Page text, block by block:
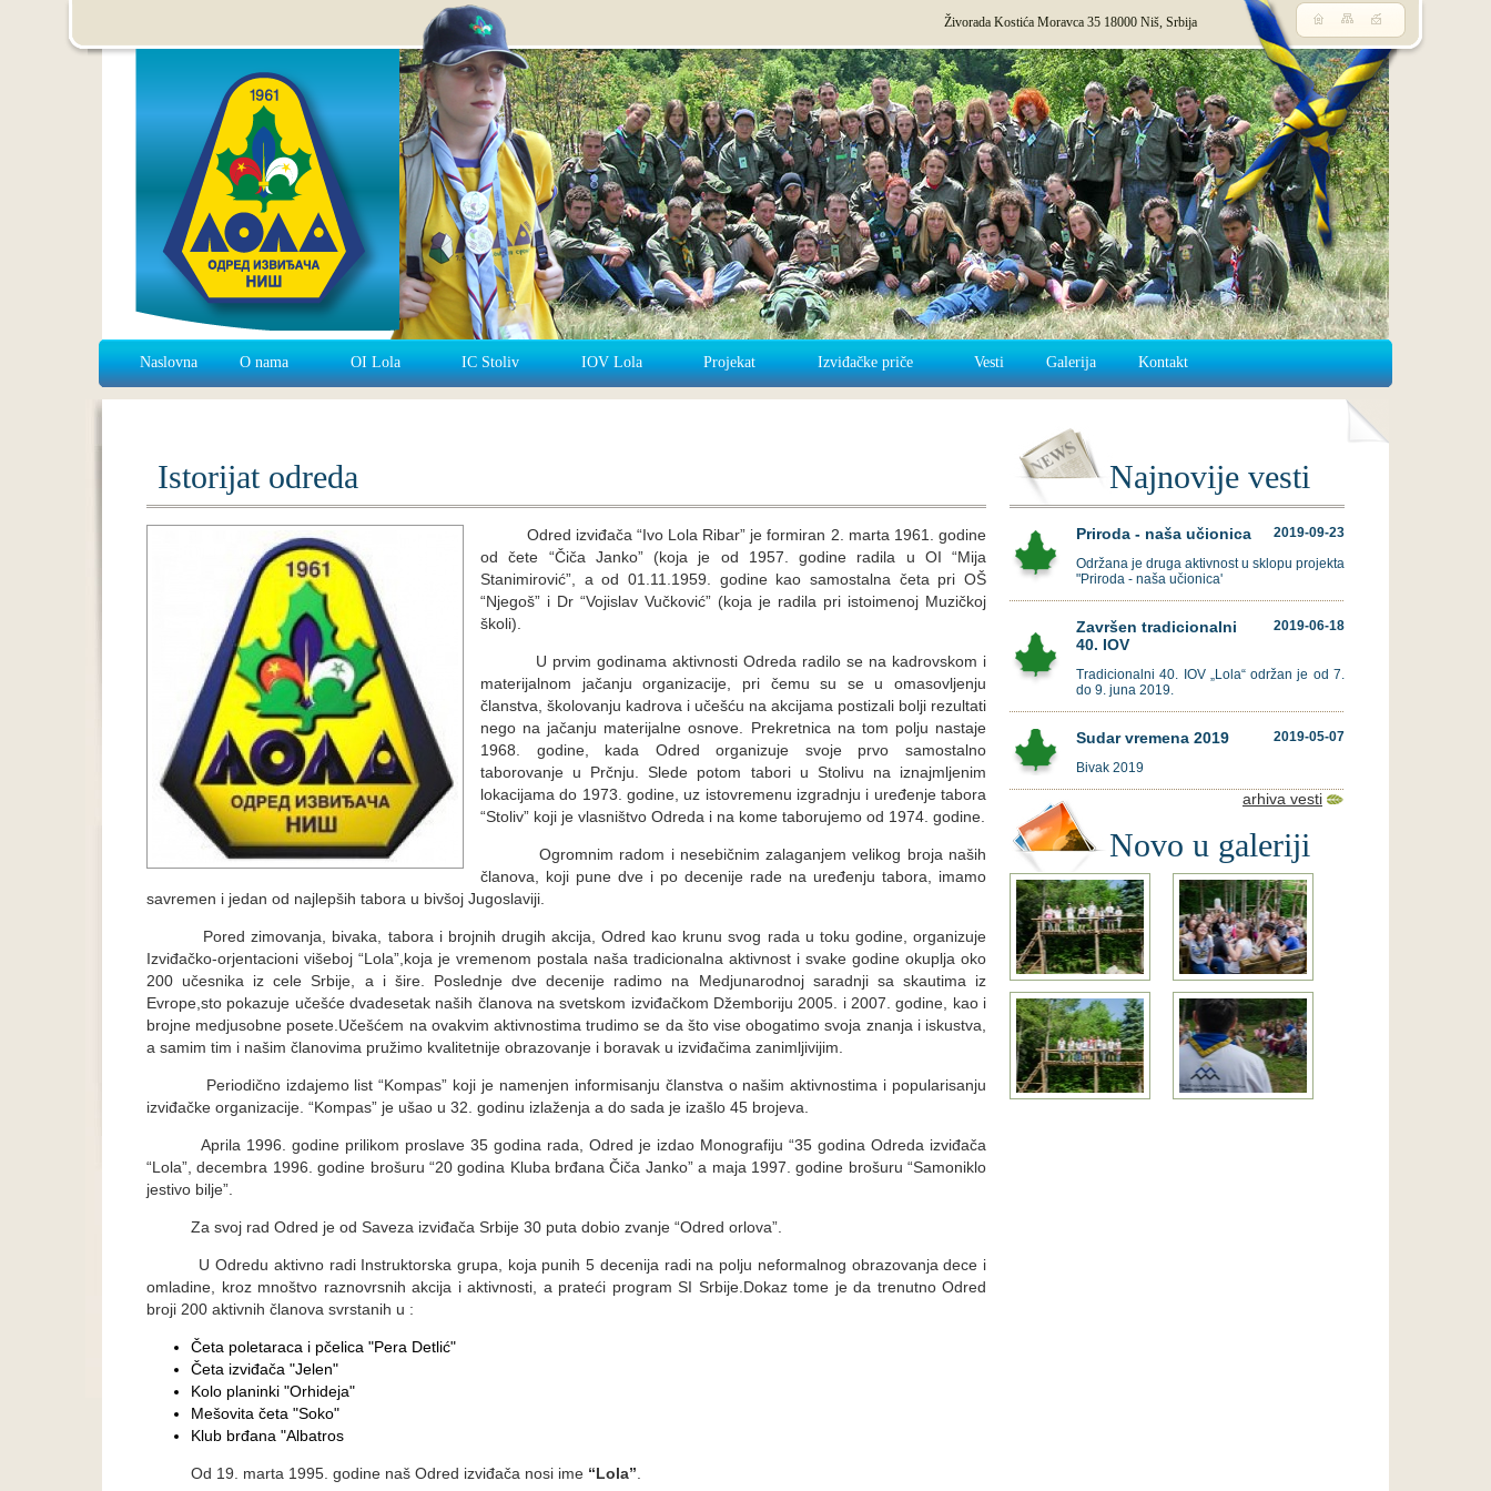
Živorada Kostića Moravca 35 18000 Niš, Srbija
Naslovna O nama OI Lola IC Stoliv IOV Lola Projekat Izviđačke priče Vesti Galerija Kontakt
Istorijat odreda
Odred izviđača “Ivo Lola Ribar” je formiran 2. marta 1961. godine
od čete “Čiča Janko” (koja je od 1957. godine radila u OI “Mija
Stanimirović”, a od 01.11.1959. godine kao samostalna četa pri OŠ
“Njegoš” i Dr “Vojislav Vučković” (koja je radila pri istoimenoj Muzičkoj
školi).
U prvim godinama aktivnosti Odreda radilo se na kadrovskom i
materijalnom jačanju organizacije, pri čemu su se u omasovljenju
članstva, školovanju kadrova i učešću na akcijama postizali bolji rezultati
nego na jačanju materijalne osnove. Prekretnica na tom polju nastaje
1968. godine, kada Odred organizuje svoje prvo samostalno
taborovanje u Prčnju. Slede potom tabori u Stolivu na iznajmljenim
lokacijama do 1973. godine, uz istovremenu izgradnju i uređenje tabora
“Stoliv” koji je vlasništvo Odreda i na kome taborujemo od 1974. godine.
Ogromnim radom i nesebičnim zalaganjem velikog broja naših
članova, koji pune dve i po decenije rade na uređenju tabora, imamo
savremen i jedan od najlepših tabora u bivšoj Jugoslaviji.
Pored zimovanja, bivaka, tabora i brojnih drugih akcija, Odred kao krunu svog rada u toku godine, organizuje
Izviđačko-orjentacioni višeboj “Lola”,koja je vremenom postala naša tradicionalna aktivnost i svake godine okuplja oko
200 učesnika iz cele Srbije, a i šire. Poslednje dve decenije radimo na Medjunarodnoj saradnji sa skautima iz
Evrope,sto pokazuje učešće dvadesetak naših članova na svetskom izviđačkom Džemboriju 2005. i 2007. godine, kao i
brojne medjusobne posete.Učešćem na ovakvim aktivnostima trudimo se da što vise obogatimo svoja znanja i iskustva,
a samim tim i našim članovima pružimo kvalitetnije obrazovanje i boravak u izviđačima zanimljivijim.
Periodično izdajemo list “Kompas” koji je namenjen informisanju članstva o našim aktivnostima i popularisanju
izviđačke organizacije. “Kompas” je ušao u 32. godinu izlaženja a do sada је izašlо 45 brojeva.
Aprila 1996. godine prilikom proslave 35 godina rada, Odred je izdao Monografiju “35 godina Odreda izviđača
“Lola”, decembra 1996. godine brošuru “20 godina Kluba brđana Čiča Janko” a maja 1997. godine brošuru “Samoniklo
jestivo bilje”.
Za svoj rad Odred je od Saveza izviđača Srbije 30 puta dobio zvanje “Odred orlova”.
U Odredu aktivno radi Instruktorska grupa, koja punih 5 decenija radi na polju neformalnog obrazovanja dece i
omladine, kroz mnoštvo raznovrsnih akcija i aktivnosti, a prateći program SI Srbije.Dokaz tome je da trenutno Odred
broji 200 aktivnih članova svrstanih u :
Četa poletaraca i pčelica "Pera Detlić"
Četa izviđača "Jelen"
Kolо planinki "Orhideja"
Mešovita četa "Soko"
Klub brđana "Albatros
Od 19. marta 1995. godine naš Odred izviđača nosi ime “Lola”
Najnovije vesti
2019-09-23
Priroda - naša učionica
Održana je druga aktivnost u sklopu projekta
"Priroda - naša učionica'
2019-06-18
Završen tradicionalni
40. IOV
Tradicionalni 40. IOV „Lola“ održan je od 7.
do 9. juna 2019.
2019-05-07
Sudar vremena 2019
Bivak 2019
arhiva vesti
Novo u galeriji